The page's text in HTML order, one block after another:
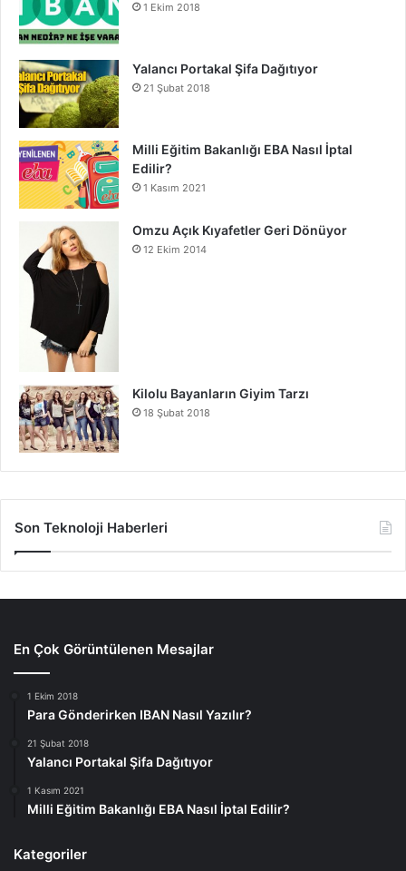
1 Ekim 2018
Yalancı Portakal Şifa Dağıtıyor
21 Şubat 2018
Milli Eğitim Bakanlığı EBA Nasıl İptal
Edilir?
1 Kasım 2021
Omzu Açık Kıyafetler Geri Dönüyor
12 Ekim 2014
Kilolu Bayanların Giyim Tarzı
18 Şubat 2018
Son Teknoloji Haberleri
En Çok Görüntülenen Mesajlar
1 Ekim 2018
Para Gönderirken IBAN Nasıl Yazılır?
21 Şubat 2018
Yalancı Portakal Şifa Dağıtıyor
1 Kasım 2021
Milli Eğitim Bakanlığı EBA Nasıl İptal Edilir?
Kategoriler